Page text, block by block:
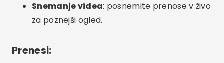
Snemanje videa: posnemite prenose v živo
za poznejši ogled.
Prenesi: